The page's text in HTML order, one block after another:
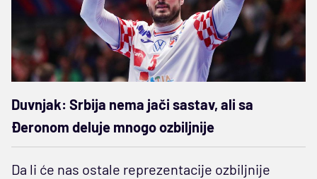
Duvnjak: Srbija nema jači sastav, ali sa
Đeronom deluje mnogo ozbiljnije
Da li će nas ostale reprezentacije ozbiljnije